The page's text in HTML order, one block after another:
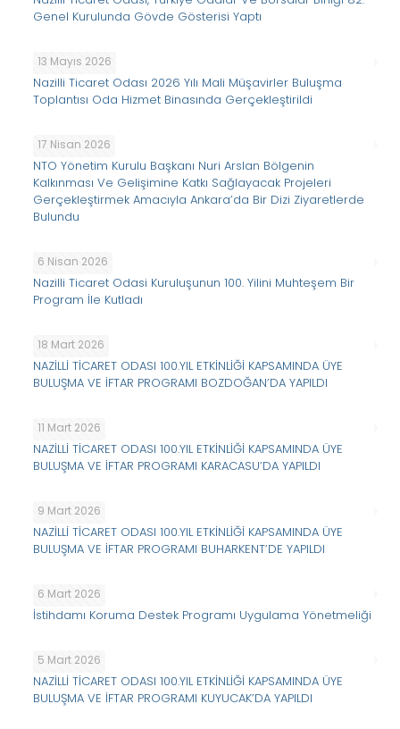
Genel Kurulunda Gövde Gösterisi Yaptı
13 Mayıs 2026
Nazilli Ticaret Odası 2026 Yılı Mali Müşavirler Buluşma
Toplantısı Oda Hizmet Binasında Gerçekleştirildi
17 Nisan 2026
NTO Yönetim Kurulu Başkanı Nuri Arslan Bölgenin
Kalkınması Ve Gelişimine Katkı Sağlayacak Projeleri
Gerçekleştirmek Amacıyla Ankara’da Bir Dizi Ziyaretlerde
Bulundu
6 Nisan 2026
Nazilli Ticaret Odasi Kuruluşunun 100. Yilini Muhteşem Bir
Program İle Kutladı
18 Mart 2026
NAZİLLİ TİCARET ODASI 100.YIL ETKİNLİĞİ KAPSAMINDA ÜYE
BULUŞMA VE İFTAR PROGRAMI BOZDOĞAN’DA YAPILDI
11 Mart 2026
NAZİLLİ TİCARET ODASI 100.YIL ETKİNLİĞİ KAPSAMINDA ÜYE
BULUŞMA VE İFTAR PROGRAMI KARACASU’DA YAPILDI
9 Mart 2026
NAZİLLİ TİCARET ODASI 100.YIL ETKİNLİĞİ KAPSAMINDA ÜYE
BULUŞMA VE İFTAR PROGRAMI BUHARKENT’DE YAPILDI
6 Mart 2026
İstihdamı Koruma Destek Programı Uygulama Yönetmeliği
5 Mart 2026
NAZİLLİ TİCARET ODASI 100.YIL ETKİNLİĞİ KAPSAMINDA ÜYE
BULUŞMA VE İFTAR PROGRAMI KUYUCAK’DA YAPILDI